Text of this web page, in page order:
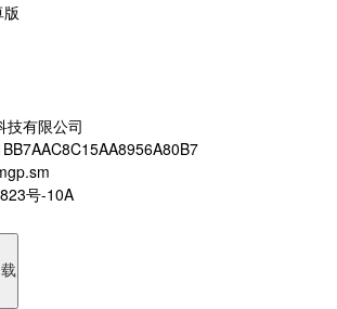
技有限公司
号-10A